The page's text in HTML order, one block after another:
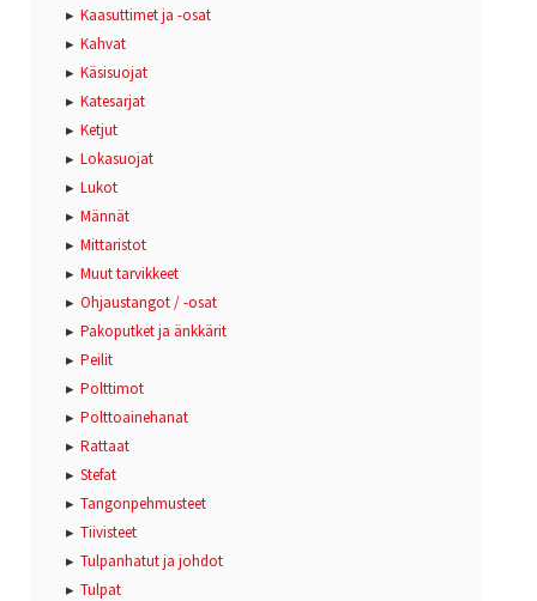
Kaasuttimet ja -osat
Kahvat
Käsisuojat
Katesarjat
Ketjut
Lokasuojat
Lukot
Männät
Mittaristot
Muut tarvikkeet
Ohjaustangot / -osat
Pakoputket ja änkkärit
Peilit
Polttimot
Polttoainehanat
Rattaat
Stefat
Tangonpehmusteet
Tiivisteet
Tulpanhatut ja johdot
Tulpat